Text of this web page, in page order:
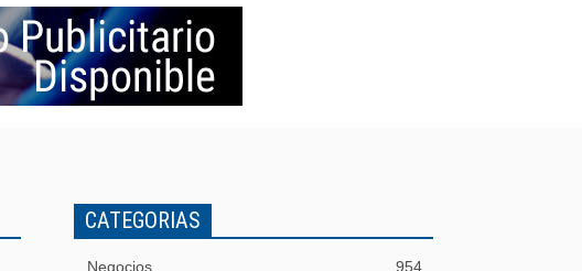
CATEGORIAS
Negocios 954